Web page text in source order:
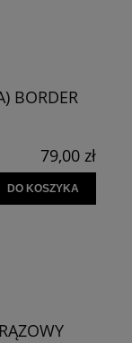
BORDER
79,00 zł
DO KOSZYKA